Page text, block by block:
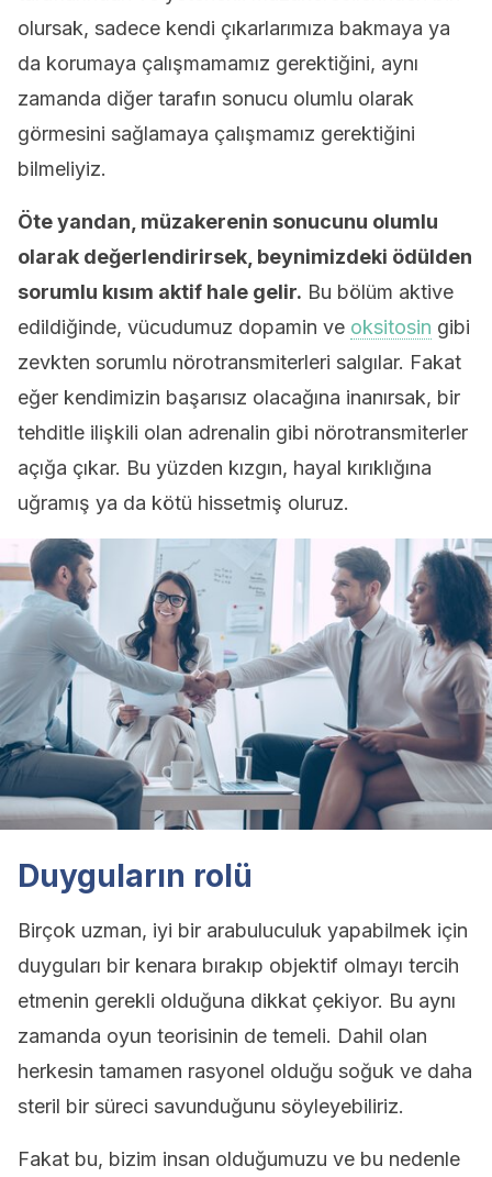
olursak, sadece kendi çıkarlarımıza bakmaya ya
da korumaya çalışmamamız gerektiğini, aynı
zamanda diğer tarafın sonucu olumlu olarak
görmesini sağlamaya çalışmamız gerektiğini
bilmeliyiz.
Öte yandan, müzakerenin sonucunu olumlu
olarak değerlendirirsek, beynimizdeki ödülden
sorumlu kısım aktif hale gelir. Bu bölüm aktive
edildiğinde, vücudumuz dopamin ve oksitosin gibi
zevkten sorumlu nörotransmiterleri salgılar. Fakat
eğer kendimizin başarısız olacağına inanırsak, bir
tehditle ilişkili olan adrenalin gibi nörotransmiterler
açığa çıkar. Bu yüzden kızgın, hayal kırıklığına
uğramış ya da kötü hissetmiş oluruz.
Duyguların rolü
Birçok uzman, iyi bir arabuluculuk yapabilmek için
duyguları bir kenara bırakıp objektif olmayı tercih
etmenin gerekli olduğuna dikkat çekiyor. Bu aynı
zamanda oyun teorisinin de temeli. Dahil olan
herkesin tamamen rasyonel olduğu soğuk ve daha
steril bir süreci savunduğunu söyleyebiliriz.
Fakat bu, bizim insan olduğumuzu ve bu nedenle